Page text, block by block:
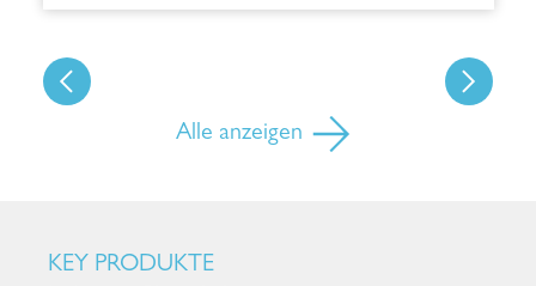
Alle anzeigen
KEY PRODUKTE